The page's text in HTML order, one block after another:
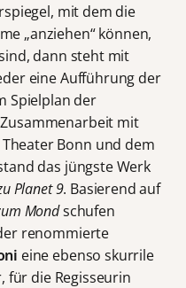
mit dem die
„anziehen“ können,
dann steht mit
eine Aufführung der
Spielplan der
mit
Bonn und dem
das jüngste Werk
Planet 9. Basierend auf
Mondschufen
renommierte
eine ebenso skurrile
für die Regisseurin